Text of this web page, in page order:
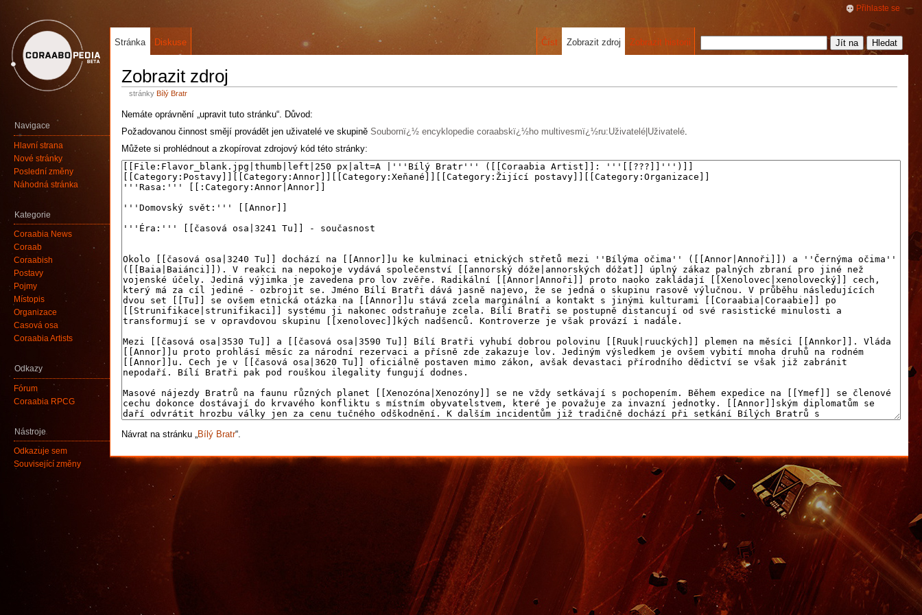
Zobrazit zdroj
stránky Bílý Bratr
Nemáte oprávnění „upravit tuto stránku“. Důvod:
Požadovanou činnost smějí provádět jen uživatelé ve skupině Soubornï¿½ encyklopedie coraabskï¿½ho multivesmï¿½ru:Uživatelé|Uživatelé
Můžete si prohlédnout a zkopírovat zdrojový kód této stránky:
Návrat na stránku „ Bílý Bratr“.
Přihlaste se
Stránka Diskuse Číst Zobrazit zdroj Zobrazit historii
Navigace
Hlavní strana
Nové stránky
Poslední změny
Náhodná stránka
Kategorie
Coraabia News
Coraab
Coraabish
Postavy
Pojmy
Místopis
Organizace
Časová osa
Coraabia Artists
Odkazy
Fórum
Coraabia RPCG
Nástroje
Odkazuje sem
Související změny